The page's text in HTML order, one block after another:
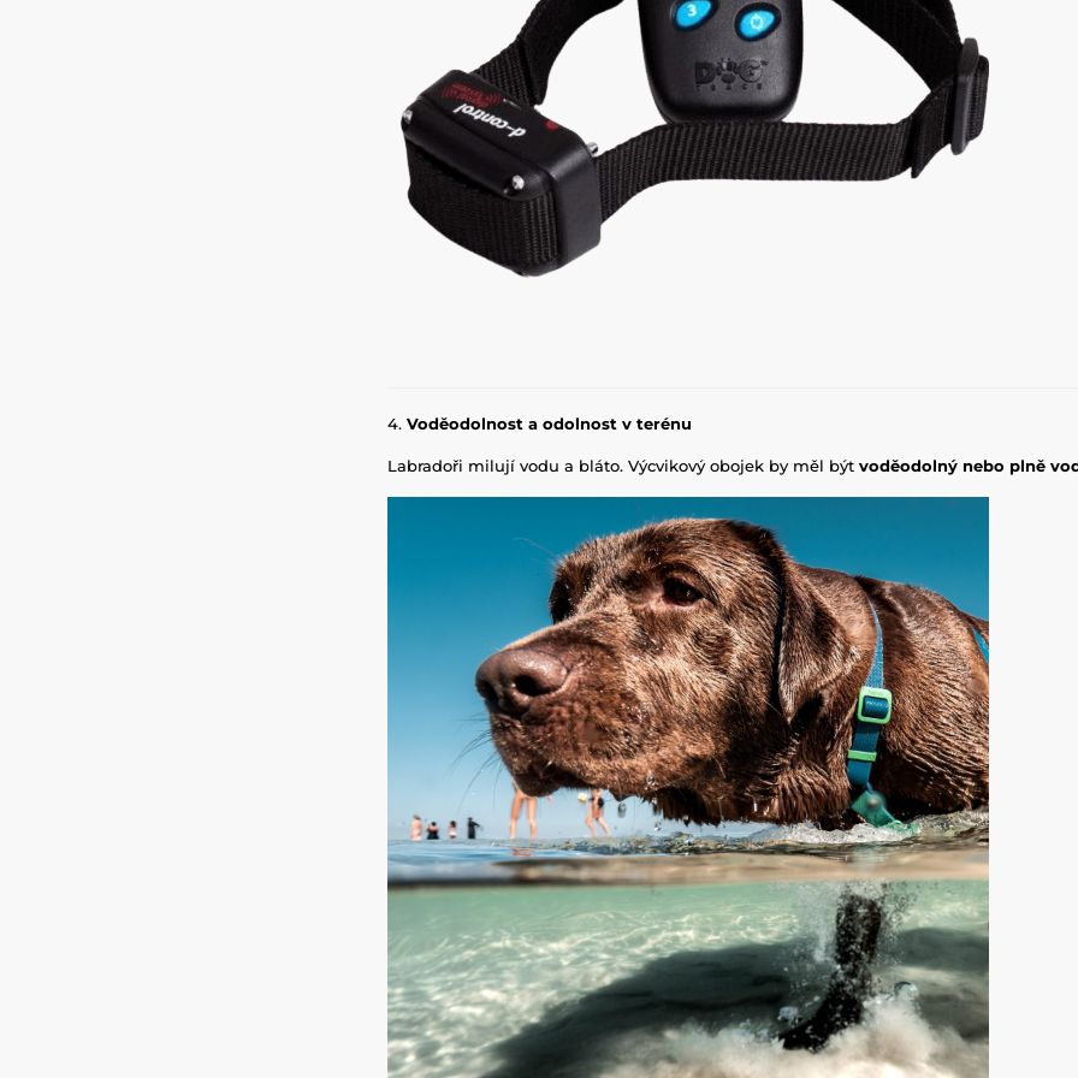
4. Voděodolnost a odolnost v terénu
Labradoři milují vodu a bláto. Výcvikový obojek by měl být voděodolný nebo plně